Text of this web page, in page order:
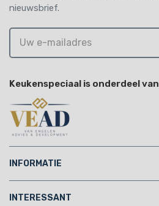
nieuwsbrief.
Keukenspeciaal is onderdeel van
INFORMATIE
INTERESSANT